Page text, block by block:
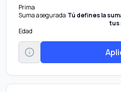
Prima
Suma asegurada Tú defines la
tus
Edad